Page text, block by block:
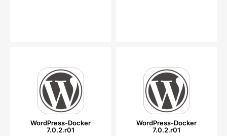
WordPress-Docker
7.0.2.r01
WordPress-Docker
7.0.2.r01